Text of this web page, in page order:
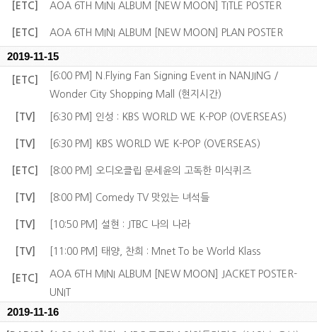
[ETC] AOA 6TH MINI ALBUM [NEW MOON] TITLE POSTER
[ETC] AOA 6TH MINI ALBUM [NEW MOON] PLAN POSTER
2019-11-15
[ETC]
[6:00 PM] N.Flying Fan Signing Event in NANJING /
Wonder City Shopping Mall (현지시간)
[TV] [6:30 PM] 인성 : KBS WORLD WE K-POP (OVERSEAS)
[TV] [6:30 PM] KBS WORLD WE K-POP (OVERSEAS)
[ETC] [8:00 PM] 오디오클립 문세윤의 고독한 미식퀴즈
[TV] [8:00 PM] Comedy TV 맛있는 녀석들
[TV] [10:50 PM] 설현 : JTBC 나의 나라
[TV] [11:00 PM] 태양, 찬희 : Mnet To be World Klass
[ETC]
AOA 6TH MINI ALBUM [NEW MOON] JACKET POSTER-
UNIT
2019-11-16